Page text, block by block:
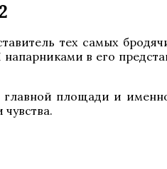
тех самых
в его
площади и